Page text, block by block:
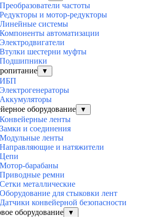
Преобразователи частоты
Редукторы и мотор-редукторы
Линейные системы
Компоненты автоматизации
Электродвигатели
Втулки шестерни муфты
Подшипники
▼
ИБП
Электрогенераторы
Аккумуляторы
оборудование
▼
Конвейерные ленты
Замки и соединения
Модульные ленты
Направляющие и натяжители
Цепи
Мотор-барабаны
Приводные ремни
Сетки металлические
Оборудование для стыковки лент
Датчики конвейерной безопасности
оборудование
▼